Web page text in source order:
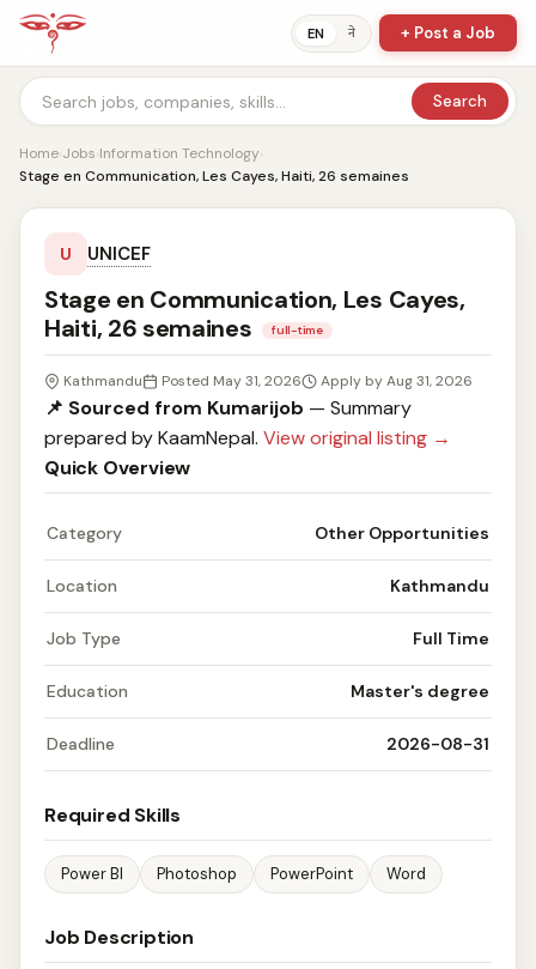
EN ने + Post a Job
Search
Home›Jobs›Information Technology›
Stage en Communication, Les Cayes, Haiti, 26 semaines
U UNICEF
Stage en Communication, Les Cayes,
Haiti, 26 semaines
full-time
Kathmandu Posted May 31, 2026 Apply by Aug 31, 2026
📌 Sourced from Kumarijob — Summary
prepared by KaamNepal. View original listing →
Quick Overview
Category Other Opportunities
Location Kathmandu
Job Type Full Time
Education Master's degree
Deadline 2026-08-31
Required Skills
Power BI Photoshop PowerPoint Word
Job Description